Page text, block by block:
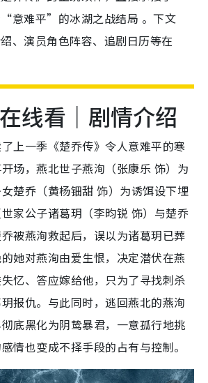
意难平”的冰湖之战结局 。下文
、演员角色阵容、追剧日历等在
线看｜剧情介绍
了上一季《楚乔传》令人意难平的寒
场，燕北世子燕洵（张康乐 饰）为
楚乔（黄杨钿甜 饰）为诱饵设下埋
家公子诸葛玥（李昀锐 饰）与楚乔
被燕洵救起后，误以为诸葛玥已葬
她对燕洵由爱生恨，决定潜伏在燕
忆、答应嫁给他，只为了寻找刺杀
报仇。与此同时，逃回燕北的燕洵
底黑化为阴鸷暴君，一意孤行地挑
情也变成不择手段的占有与控制。